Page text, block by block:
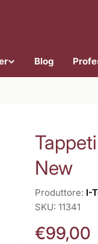
Blog
New
Produttore: I-
SKU: 11341
Prezzo
€99,00